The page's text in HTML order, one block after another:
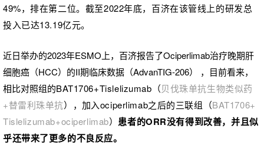
49%，排在第二位。 截至2022年底，百济在该管线上的研发总
投入已达13.19亿元。
近日举办的2023年ESMO上，百济报告了Ociperlimab治疗晚期肝
细胞癌（HCC）的II期临床数据（AdvanTIG-206） ，目前看来，
相比对照组的BAT1706+Tislelizumab（贝伐珠单抗生物类似药
+替雷利珠单抗） ， 加入ociperlimab之后的三联组（BAT1706+
Tislelizumab+ociperlimab） 患者的ORR没有得到改善， 并且似
乎还带来了更多的不良反应。